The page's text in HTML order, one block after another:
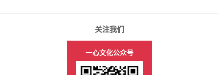
版权所有：湖北一心文化发展有限公司版权所有